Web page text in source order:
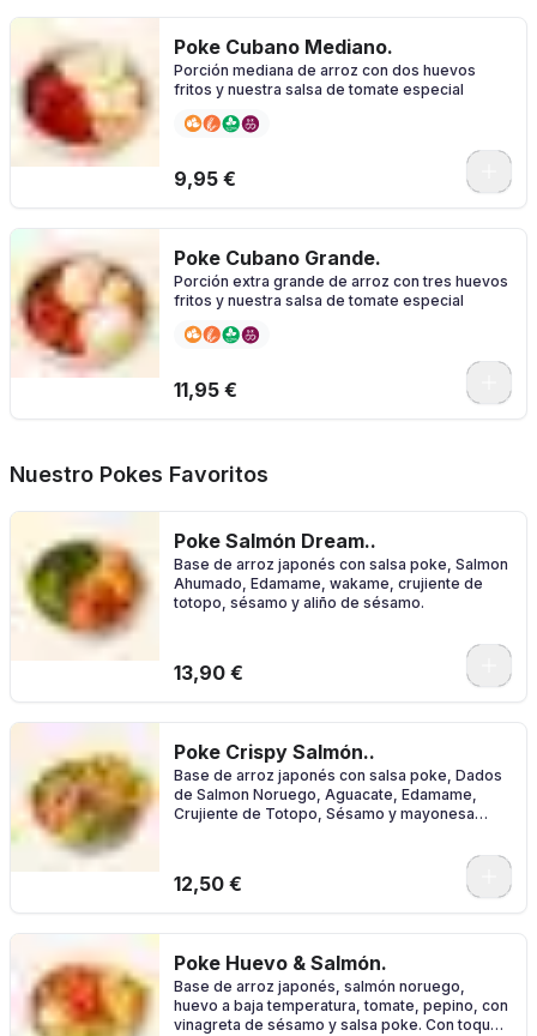
Poke Cubano Mediano.
Porción mediana de arroz con dos huevos
fritos y nuestra salsa de tomate especial
9,95 €
Poke Cubano Grande.
Porción extra grande de arroz con tres huevos
fritos y nuestra salsa de tomate especial
11,95 €
Nuestro Pokes Favoritos
Poke Salmón Dream..
Base de arroz japonés con salsa poke, Salmon
Ahumado, Edamame, wakame, crujiente de
totopo, sésamo y aliño de sésamo.
13,90 €
Poke Crispy Salmón..
Base de arroz japonés con salsa poke, Dados
de Salmon Noruego, Aguacate, Edamame,
Crujiente de Totopo, Sésamo y mayonesa
12,50 €
Poke Huevo & Salmón.
Base de arroz japonés, salmón noruego,
huevo a baja temperatura, tomate, pepino, con
vinagreta de sésamo y salsa poke. Con toque